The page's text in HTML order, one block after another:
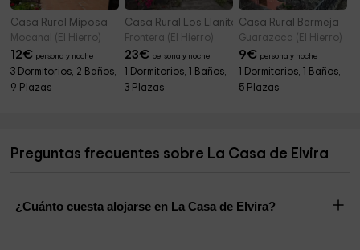
Casa Rural Miposa
Mocanal (El Hierro)
12€ persona y noche
3 Dormitorios, 2 Baños,
9 Plazas
Casa Rural Los Llanitos
Frontera (El Hierro)
23€ persona y noche
1 Dormitorios, 1 Baños,
3 Plazas
Casa Rural Bermeja
Guarazoca (El Hierro)
9€ persona y noche
1 Dormitorios, 1 Baños,
5 Plazas
Preguntas frecuentes sobre La Casa de Elvira
¿Cuánto cuesta alojarse en La Casa de Elvira?